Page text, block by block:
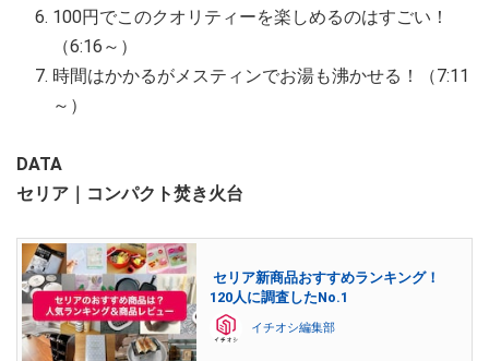
100円でこのクオリティーを楽しめるのはすごい！
（6:16～）
時間はかかるがメスティンでお湯も沸かせる！（7:11
～）
DATA
セリア｜コンパクト焚き火台
セリア新商品おすすめランキング！
120人に調査したNo.1
イチオシ編集部